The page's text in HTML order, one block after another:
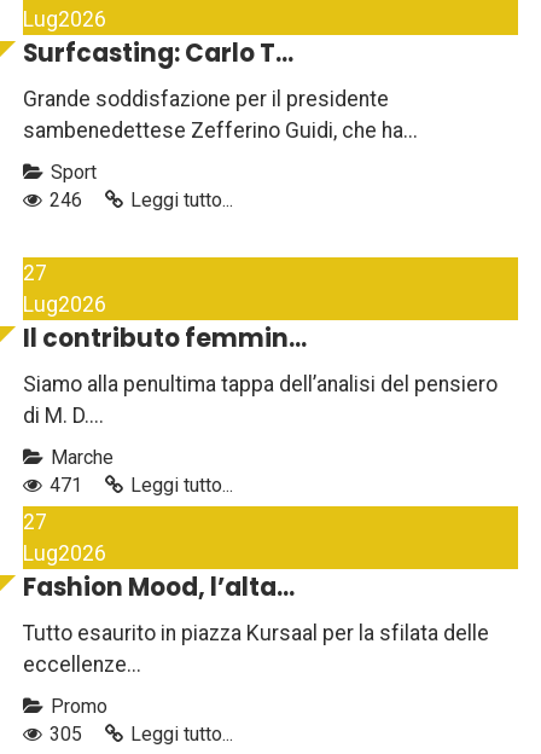
Lug2026
Surfcasting: Carlo T...
Grande soddisfazione per il presidente
sambenedettese Zefferino Guidi, che ha...
Sport
246
Leggi tutto...
27
Lug2026
Il contributo femmin...
Siamo alla penultima tappa dell’analisi del pensiero
di M. D....
Marche
471
Leggi tutto...
27
Lug2026
Fashion Mood, l’alta...
Tutto esaurito in piazza Kursaal per la sfilata delle
eccellenze...
Promo
305
Leggi tutto...